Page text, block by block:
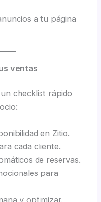
a tu página
ventas
checklist rápido
en Zitio.
cada cliente.
de reservas.
para
y optimizar.